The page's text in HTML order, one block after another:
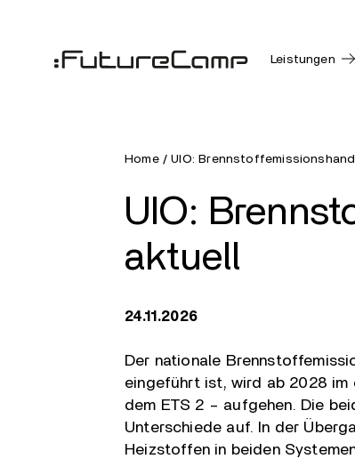
Leistungen
Home/UIO:
UIO:
aktuell
24.11.2026
Der nationale
eingeführt ist, wird ab 2028 im
dem ETS 2 – aufgehen. Die
Unterschiede auf. In der
Heizstoffen in beiden